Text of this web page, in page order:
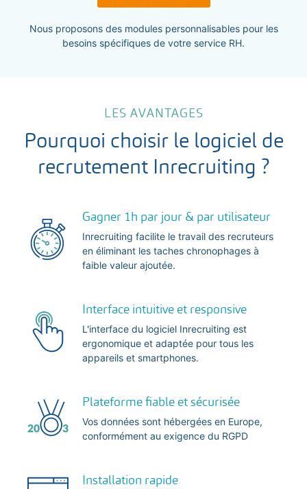
Nous proposons des modules personnalisables pour les
besoins spécifiques de votre service RH.
LES AVANTAGES
Pourquoi choisir le logiciel de
recrutement Inrecruiting ?
Gagner 1h par jour & par utilisateur
Inrecruiting facilite le travail des recruteurs
en éliminant les taches chronophages à
faible valeur ajoutée.
Interface intuitive et responsive
L'interface du logiciel Inrecruiting est
ergonomique et adaptée pour tous les
appareils et smartphones.
Plateforme fiable et sécurisée
Vos données sont hébergées en Europe,
conformément au exigence du RGPD
Installation rapide